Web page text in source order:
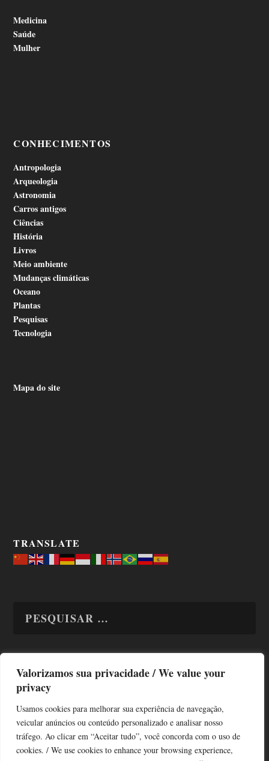
Valorizamos sua privacidade / We value your
privacy
Usamos cookies para melhorar sua experiência de navegação,
veicular anúncios ou conteúdo personalizado e analisar nosso
tráfego. Ao clicar em “Aceitar tudo”, você concorda com o uso de
cookies. / We use cookies to enhance your browsing experience,
Medicina
Saúde
Mulher
CONHECIMENTOS
Antropologia
Arqueologia
Astronomia
Carros antigos
Ciências
História
Livros
Meio ambiente
Mudanças climáticas
Oceano
Plantas
Pesquisas
Tecnologia
Mapa do site
TRANSLATE
TODAS OS ASSUNTOS